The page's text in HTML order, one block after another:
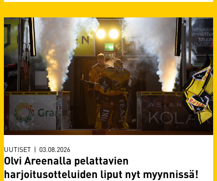
Olvi Areenalla pelattavien
harjoitusotteluiden liput nyt myynnissä!
UUTISET | 03.08.2026